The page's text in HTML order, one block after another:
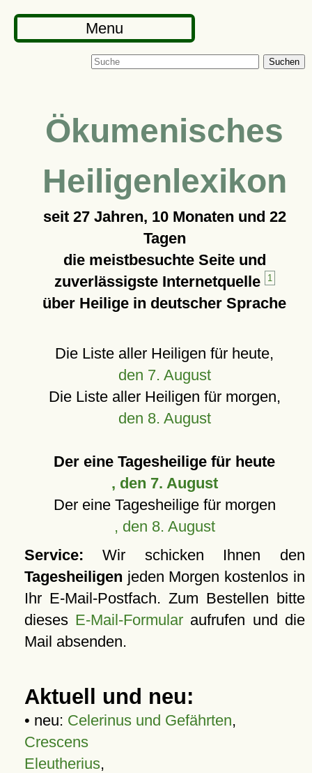
Menu
Suchen
Ökumenisches
Heiligenlexikon
seit 27 Jahren, 10 Monaten und 22
Tagen
die meistbesuchte Seite und
zuverlässigste Internetquelle
1
über Heilige in deutscher Sprache
Die Liste aller Heiligen für heute,
den 7. August
Die Liste aller Heiligen für morgen,
den 8. August
Der eine Tagesheilige für heute
, den 7. August
Der eine Tagesheilige für morgen
, den 8. August
Service: Wir schicken Ihnen den
Tagesheiligen jeden Morgen kostenlos in
Ihr E-Mail-Postfach. Zum Bestellen bitte
dieses E-Mail-Formular aufrufen und die
Mail absenden.
Aktuell und neu:
• neu: Celerinus und Gefährten,
Crescens
Eleutherius,